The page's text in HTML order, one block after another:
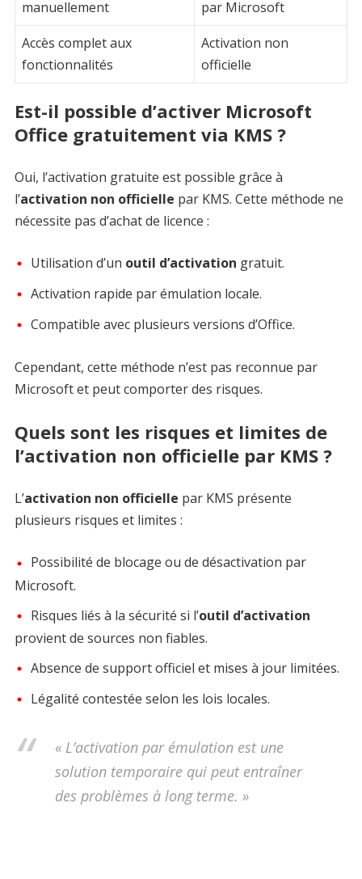
manuellement
par Microsoft
Accès complet aux
fonctionnalités
Activation non
officielle
Est-il possible d’activer Microsoft
Office gratuitement via KMS ?
Oui, l’activation gratuite est possible grâce à
l’activation non officielle par KMS. Cette méthode ne
nécessite pas d’achat de licence :
Utilisation d’un outil d’activation gratuit.
Activation rapide par émulation locale.
Compatible avec plusieurs versions d’Office.
Cependant, cette méthode n’est pas reconnue par
Microsoft et peut comporter des risques.
Quels sont les risques et limites de
l’activation non officielle par KMS ?
L’activation non officielle par KMS présente
plusieurs risques et limites :
Possibilité de blocage ou de désactivation par
Microsoft.
Risques liés à la sécurité si l’outil d’activation
provient de sources non fiables.
Absence de support officiel et mises à jour limitées.
Légalité contestée selon les lois locales.
« L’activation par émulation est une
solution temporaire qui peut entraîner
des problèmes à long terme. »